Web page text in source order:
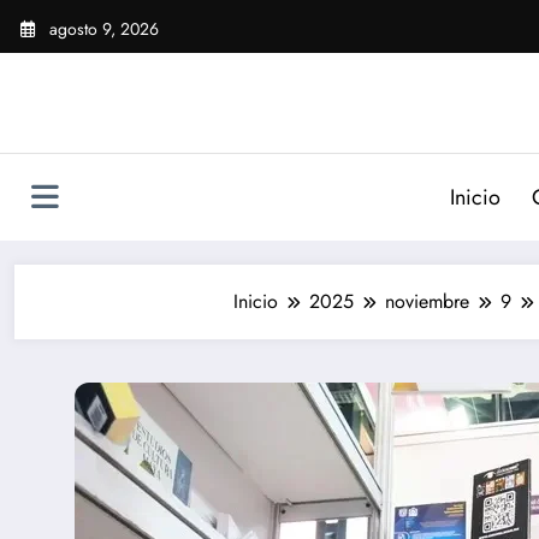
Saltar
agosto 9, 2026
Inicio
Inicio 2025 noviembre 9